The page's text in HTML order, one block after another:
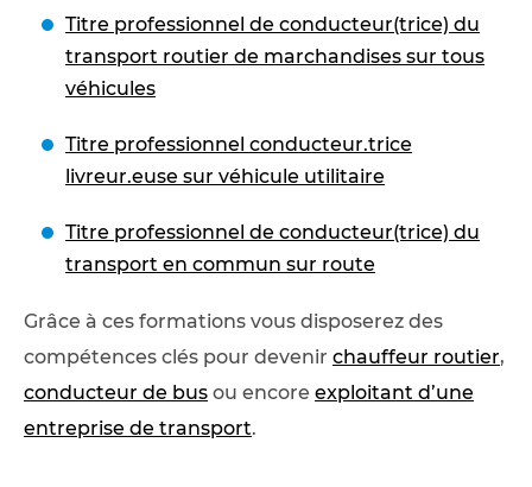
Titre professionnel de conducteur(trice) du
transport routier de marchandises sur tous
véhicules
Titre professionnel conducteur.trice
livreur.euse sur véhicule utilitaire
Titre professionnel de conducteur(trice) du
transport en commun sur route
Grâce à ces formations vous disposerez des
compétences clés pour devenir chauffeur routier,
conducteur de bus ou encore exploitant d’une
entreprise de transport.